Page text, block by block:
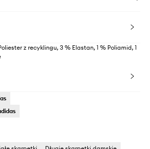
z recyklingu, 3 % Elastan, 1 % Poliamid, 1